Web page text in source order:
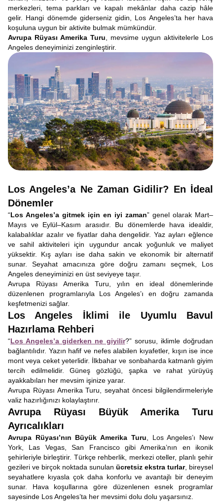
merkezleri, tema parkları ve kapalı mekânlar daha cazip hâle
gelir. Hangi dönemde giderseniz gidin, Los Angeles’ta her hava
koşuluna uygun bir aktivite bulmak mümkündür.
Avrupa Rüyası Amerika Turu , mevsime uygun aktivitelerle Los
Angeles deneyiminizi zenginleştirir.
Los Angeles’a Ne Zaman Gidilir? En İdeal
Dönemler
“Los Angeles’a gitmek için en iyi zaman” genel olarak Mart–
Mayıs ve Eylül–Kasım arasıdır. Bu dönemlerde hava idealdir,
kalabalıklar azalır ve fiyatlar daha dengelidir. Yaz ayları eğlence
ve sahil aktiviteleri için uygundur ancak yoğunluk ve maliyet
yüksektir. Kış ayları ise daha sakin ve ekonomik bir alternatif
sunar. Seyahat amacınıza göre doğru zamanı seçmek, Los
Angeles deneyiminizi en üst seviyeye taşır.
Avrupa Rüyası Amerika Turu, yılın en ideal dönemlerinde
düzenlenen programlarıyla Los Angeles’ı en doğru zamanda
keşfetmenizi sağlar.
Los Angeles İklimi ile Uyumlu Bavul
Hazırlama Rehberi
“Los Angeles’a giderken ne giyilir?” sorusu, iklimle doğrudan
bağlantılıdır. Yazın hafif ve nefes alabilen kıyafetler, kışın ise ince
mont veya ceket yeterlidir. İlkbahar ve sonbaharda katmanlı giyim
tercih edilmelidir. Güneş gözlüğü, şapka ve rahat yürüyüş
ayakkabıları her mevsim işinize yarar.
Avrupa Rüyası Amerika Turu, seyahat öncesi bilgilendirmeleriyle
valiz hazırlığınızı kolaylaştırır.
Avrupa Rüyası Büyük Amerika Turu
Ayrıcalıkları
Avrupa Rüyası’nın Büyük Amerika Turu , Los Angeles’ı New
York, Las Vegas, San Francisco gibi Amerika’nın en ikonik
şehirleriyle birleştirir. Türkçe rehberlik, merkezi oteller, planlı şehir
gezileri ve birçok noktada sunulan ücretsiz ekstra turlar, bireysel
seyahatlere kıyasla çok daha konforlu ve avantajlı bir deneyim
sunar. Hava koşullarına göre düzenlenen esnek programlar
sayesinde Los Angeles’ta her mevsimi dolu dolu yaşarsınız.